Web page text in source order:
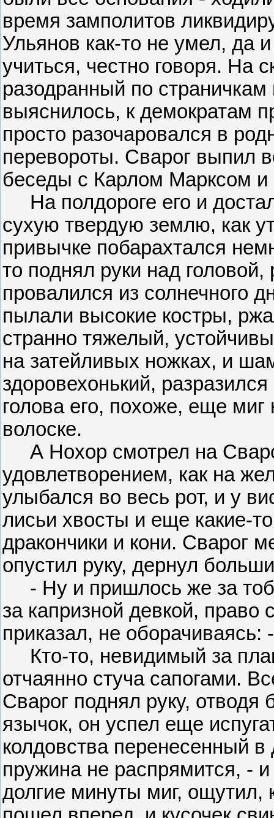
время замполитов
Ульянов как-то не умел, да
учиться, честно говоря. На
разодранный по
выяснилось, к демократам
просто разочаровался в
перевороты. Сварог выпил
беседы с Карлом Марксом и
На полдороге его и
сухую твердую землю, как
привычке побарахтался
то поднял руки над
провалился из солнечного
пылали высокие костры,
странно тяжелый,
на затейливых ножках, и
здоровехонький,
голова его, похоже, еще
волоске.
А Нохор смотрел на
удовлетворением, как на
улыбался во весь рот, и у
лисьи хвосты и еще какие-
дракончики и кони. Сварог
опустил руку, дернул
- Ну и пришлось же за
за капризной девкой,
приказал, не
Кто-то, невидимый за
отчаянно стуча сапогами.
Сварог поднял руку,
язычок, он успел еще
колдовства перенесенный
пружина не распрямится, -
долгие минуты миг, ощутил,